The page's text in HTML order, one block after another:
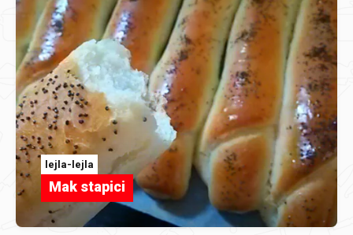
lejla-lejla
Mak stapici